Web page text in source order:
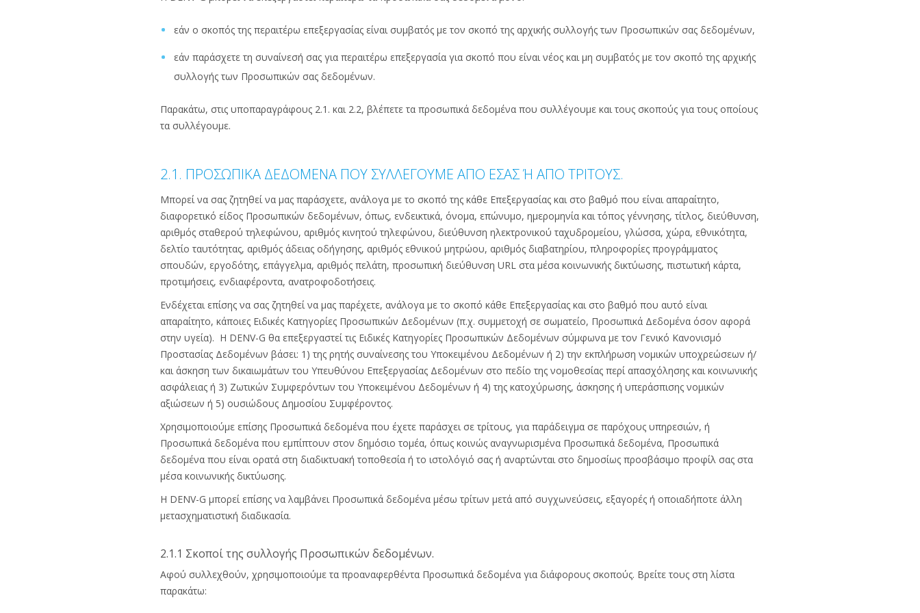
εάν ο σκοπός της περαιτέρω επεξεργασίας είναι συμβατός με τον σκοπό της αρχικής συλλογής των Προσωπικών σας δεδομένων,
εάν παράσχετε τη συναίνεσή σας για περαιτέρω επεξεργασία για σκοπό που είναι νέος και μη συμβατός με τον σκοπό της αρχικής
συλλογής των Προσωπικών σας δεδομένων.
Παρακάτω, στις υποπαραγράφους 2.1. και 2.2, βλέπετε τα προσωπικά δεδομένα που συλλέγουμε και τους σκοπούς για τους οποίους
τα συλλέγουμε.
2.1. ΠΡΟΣΩΠΙΚΑ ΔΕΔΟΜΕΝΑ ΠΟΥ ΣΥΛΛΕΓΟΥΜΕ ΑΠΟ ΕΣΑΣ Ή ΑΠΟ ΤΡΙΤΟΥΣ.
Μπορεί να σας ζητηθεί να μας παράσχετε, ανάλογα με το σκοπό της κάθε Επεξεργασίας και στο βαθμό που είναι απαραίτητο,
διαφορετικό είδος Προσωπικών δεδομένων, όπως, ενδεικτικά, όνομα, επώνυμο, ημερομηνία και τόπος γέννησης, τίτλος, διεύθυνση,
αριθμός σταθερού τηλεφώνου, αριθμός κινητού τηλεφώνου, διεύθυνση ηλεκτρονικού ταχυδρομείου, γλώσσα, χώρα, εθνικότητα,
δελτίο ταυτότητας, αριθμός άδειας οδήγησης, αριθμός εθνικού μητρώου, αριθμός διαβατηρίου, πληροφορίες προγράμματος
σπουδών, εργοδότης, επάγγελμα, αριθμός πελάτη, προσωπική διεύθυνση URL στα μέσα κοινωνικής δικτύωσης, πιστωτική κάρτα,
προτιμήσεις, ενδιαφέροντα, ανατροφοδοτήσεις.
Ενδέχεται επίσης να σας ζητηθεί να μας παρέχετε, ανάλογα με το σκοπό κάθε Επεξεργασίας και στο βαθμό που αυτό είναι
απαραίτητο, κάποιες Ειδικές Κατηγορίες Προσωπικών Δεδομένων (π.χ. συμμετοχή σε σωματείο, Προσωπικά Δεδομένα όσον αφορά
στην υγεία). Η DENV-G θα επεξεργαστεί τις Ειδικές Κατηγορίες Προσωπικών Δεδομένων σύμφωνα με τον Γενικό Κανονισμό
Προστασίας Δεδομένων βάσει: 1) της ρητής συναίνεσης του Υποκειμένου Δεδομένων ή 2) την εκπλήρωση νομικών υποχρεώσεων ή/
και άσκηση των δικαιωμάτων του Υπευθύνου Επεξεργασίας Δεδομένων στο πεδίο της νομοθεσίας περί απασχόλησης και κοινωνικής
ασφάλειας ή 3) Ζωτικών Συμφερόντων του Υποκειμένου Δεδομένων ή 4) της κατοχύρωσης, άσκησης ή υπεράσπισης νομικών
αξιώσεων ή 5) ουσιώδους Δημοσίου Συμφέροντος.
Χρησιμοποιούμε επίσης Προσωπικά δεδομένα που έχετε παράσχει σε τρίτους, για παράδειγμα σε παρόχους υπηρεσιών, ή
Προσωπικά δεδομένα που εμπίπτουν στον δημόσιο τομέα, όπως κοινώς αναγνωρισμένα Προσωπικά δεδομένα, Προσωπικά
δεδομένα που είναι ορατά στη διαδικτυακή τοποθεσία ή το ιστολόγιό σας ή αναρτώνται στο δημοσίως προσβάσιμο προφίλ σας στα
μέσα κοινωνικής δικτύωσης.
Η DENV-G μπορεί επίσης να λαμβάνει Προσωπικά δεδομένα μέσω τρίτων μετά από συγχωνεύσεις, εξαγορές ή οποιαδήποτε άλλη
μετασχηματιστική διαδικασία.
2.1.1 Σκοποί της συλλογής Προσωπικών δεδομένων.
Αφού συλλεχθούν, χρησιμοποιούμε τα προαναφερθέντα Προσωπικά δεδομένα για διάφορους σκοπούς. Βρείτε τους στη λίστα
παρακάτω: